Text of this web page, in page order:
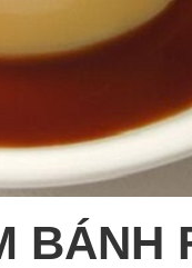
BÁNH